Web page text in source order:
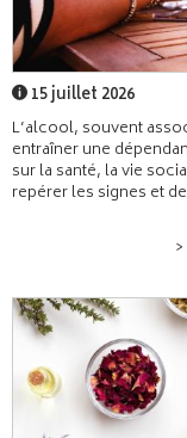
15 juillet 2026
L’alcool, souvent
entraîner une
sur la santé, la vie
repérer les signes et